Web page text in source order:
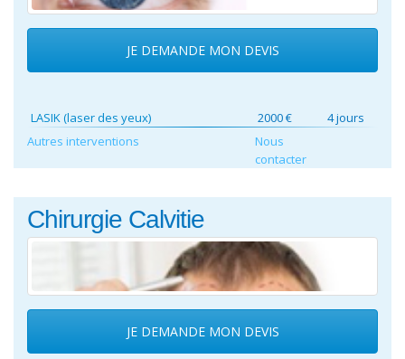
JE DEMANDE MON DEVIS
LASIK (laser des yeux) 2000 €
4 jours
Autres interventions
Nous
contacter
Chirurgie Calvitie
JE DEMANDE MON DEVIS